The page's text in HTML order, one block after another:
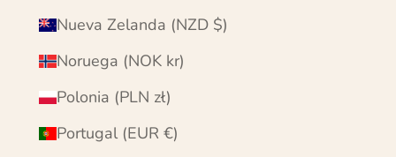
Nueva Zelanda (NZD $)
Noruega (NOK kr)
Polonia (PLN zł)
Portugal (EUR €)